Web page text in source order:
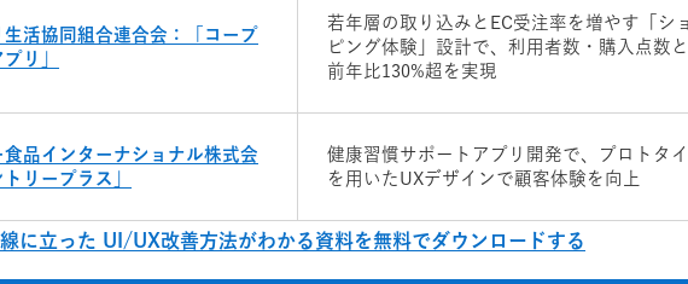
生活協同組合連合会：「コープ
リ」
若年層の取り込みとEC受注率を増やす「シ
ピング体験」設計で、利用者数・購入点数
前年比130%超を実現
食品インターナショナル株式会
リープラス」
健康習慣サポートアプリ開発で、プロトタ
を用いたUXデザインで顧客体験を向上
に立った UI/UX改善方法がわかる資料を無料でダウンロードする